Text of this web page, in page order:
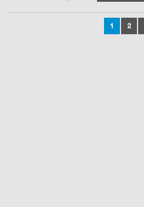
Pagina
U lees
1 2